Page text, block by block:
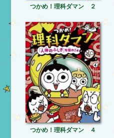
つかめ！理科ダマン ２
つかめ！理科ダマン ４